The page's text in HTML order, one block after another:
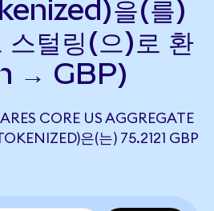
을(를)
스털링(으)로 환
→ GBP)
CORE US AGGREGATE
은(는) 75.2121 GBP